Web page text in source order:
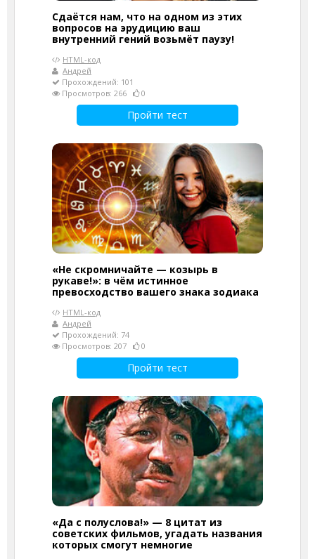
Сдаётся нам, что на одном из этих
вопросов на эрудицию ваш
внутренний гений возьмёт паузу!
HTML-код
Андрей
Прохождений: 101
Просмотров: 266
0
Пройти тест
«Не скромничайте — козырь в
рукаве!»: в чём истинное
превосходство вашего знака зодиака
HTML-код
Андрей
Прохождений: 74
Просмотров: 207
0
Пройти тест
«Да с полуслова!» — 8 цитат из
советских фильмов, угадать названия
которых смогут немногие